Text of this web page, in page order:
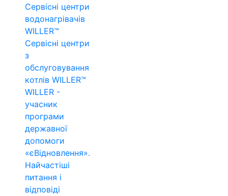
Сервісні центри
водонагрівачів
WILLER™
Сервісні центри
з
обслуговування
котлів WILLER™
WILLER -
учасник
програми
державної
допомоги
«єВідновлення».
Найчастіші
питання і
відповіді